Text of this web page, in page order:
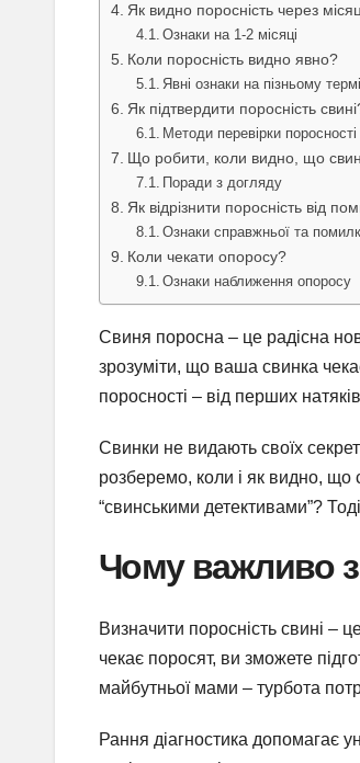
Як видно поросність через
Ознаки на 1-2 місяці
Коли поросність видно явно?
Явні ознаки на пізньому
Як підтвердити поросність
Методи перевірки поросності
Що робити, коли видно, що
Поради з догляду
Як відрізнити поросність від
Ознаки справжньої та
Коли чекати опоросу?
Ознаки наближення опоросу
Свиня поросна – це радісна
зрозуміти, що ваша свинка
поросності – від перших
Свинки не видають своїх
розберемо, коли і як видно,
“свинськими детективами”?
Чому важливо
Визначити поросність свині –
чекає поросят, ви зможете
майбутньої мами – турбота
Рання діагностика допомагає